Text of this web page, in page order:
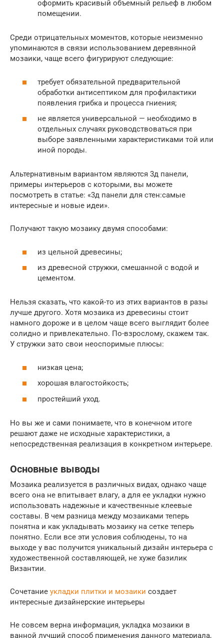
оформить красивый объемный рельеф в любом
помещении.
Среди отрицательных моментов, которые неизменно
упоминаются в связи использованием деревянной
мозаики, чаще всего фигурируют следующие:
требует обязательной предварительной
обработки антисептиком для профилактики
появления грибка и процесса гниения;
не является универсальной — необходимо в
отдельных случаях руководствоваться при
выборе заявленными характеристиками той или
иной породы.
Альтернативным вариантом являются 3д панели,
примеры интерьеров с которыми, вы можете
посмотреть в статье: «3д панели для стен:самые
интересные и новые идеи».
Получают такую мозаику двумя способами:
из цельной древесины;
из древесной стружки, смешанной с водой и
цементом.
Нельзя сказать, что какой-то из этих вариантов в разы
лучше другого. Хотя мозаика из древесины стоит
намного дороже и в целом чаще всего выглядит более
солидно и привлекательно. По-взрослому, скажем так.
У стружки зато свои неоспоримые плюсы:
низкая цена;
хорошая влагостойкость;
простейший уход.
Но вы же и сами понимаете, что в конечном итоге
решают даже не исходные характеристики, а
непосредственная реализация в конкретном интерьере.
Основные выводы
Мозаика реализуется в различных видах, однако чаще
всего она не впитывает влагу, а для ее укладки нужно
использовать надежные и качественные клеевые
составы. В чем разница между мозаиками теперь
понятна и как укладывать мозаику на сетке теперь
понятно. Если все эти условия соблюдены, то на
выходе у вас получится уникальный дизайн интерьера с
художественной составляющей, не хуже базилик
Византии.
Сочетание укладки плитки и мозаики создает
интересные дизайнерские интерьеры
Не совсем верна информация, укладка мозаики в
ванной лучший способ применения данного материала,